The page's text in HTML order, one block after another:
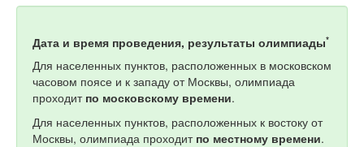
Дата и время проведения, результаты олимпиады*
Для населенных пунктов, расположенных в московском
часовом поясе и к западу от Москвы, олимпиада
проходит по московскому времени.
Для населенных пунктов, расположенных к востоку от
Москвы, олимпиада проходит по местному времени.